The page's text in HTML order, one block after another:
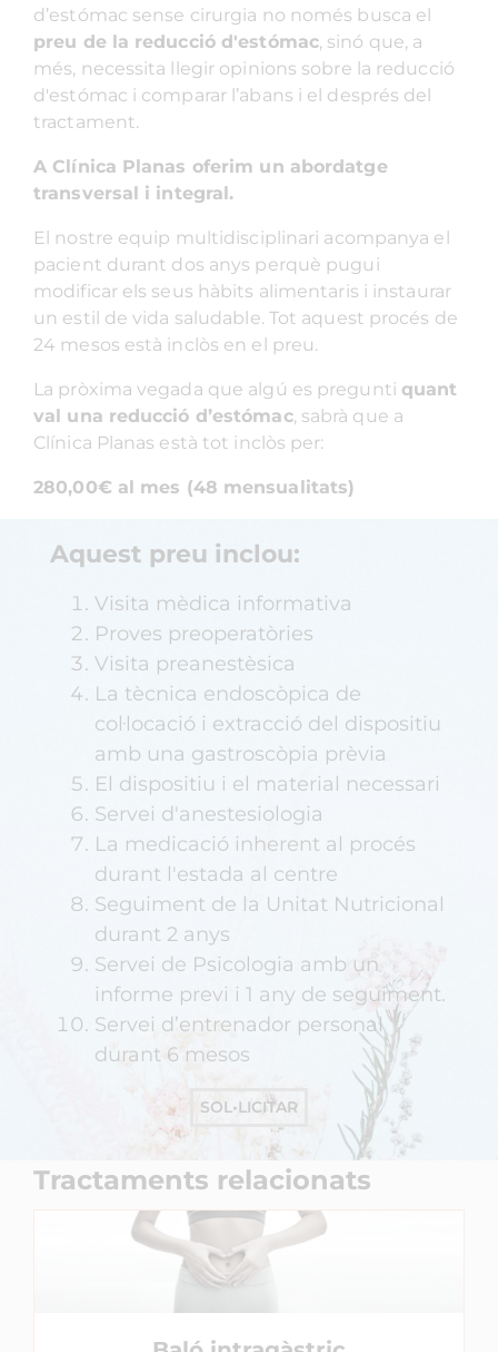
d’estómac sense cirurgia no només busca el
preu de la reducció d'estómac, sinó que, a
més, necessita llegir opinions sobre la reducció
d'estómac i comparar l’abans i el després del
tractament.
A Clínica Planas oferim un abordatge
transversal i integral.
El nostre equip multidisciplinari acompanya el
pacient durant dos anys perquè pugui
modificar els seus hàbits alimentaris i instaurar
un estil de vida saludable. Tot aquest procés de
24 mesos està inclòs en el preu.
La pròxima vegada que algú es pregunti quant
val una reducció d’estómac, sabrà que a
Clínica Planas està tot inclòs per:
280,00€ al mes (48 mensualitats)
Aquest preu inclou:
Visita mèdica informativa
Proves preoperatòries
Visita preanestèsica
La tècnica endoscòpica de
col·locació i extracció del dispositiu
amb una gastroscòpia prèvia
El dispositiu i el material necessari
Servei d'anestesiologia
La medicació inherent al procés
durant l'estada al centre
Seguiment de la Unitat Nutricional
durant 2 anys
Servei de Psicologia amb un
informe previ i 1 any de seguiment.
Servei d’entrenador personal
durant 6 mesos
SOL•LICITAR
Tractaments relacionats